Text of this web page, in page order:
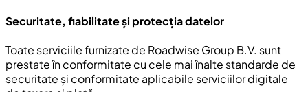
Securitate, fiabilitate și protecția datelor
Toate serviciile furnizate de Roadwise Group B.V. sunt
prestate în conformitate cu cele mai înalte standarde de
securitate și conformitate aplicabile serviciilor digitale